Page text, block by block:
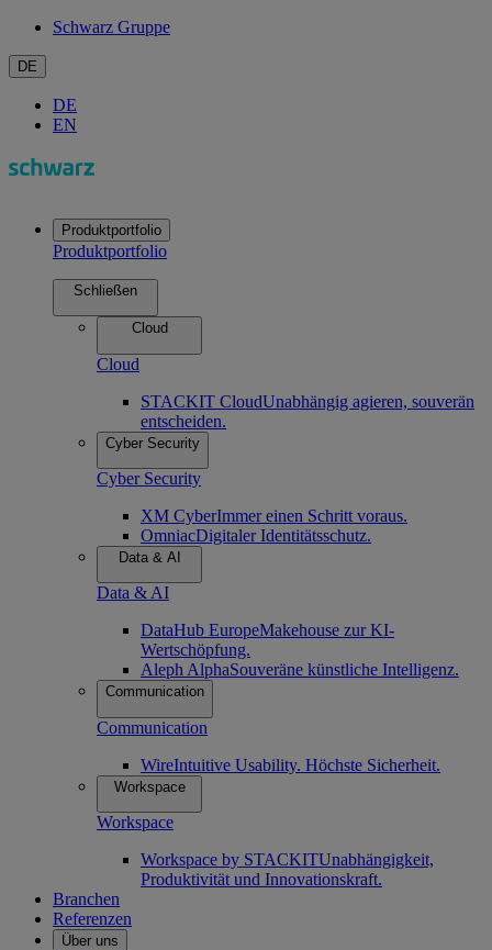
Schwarz Gruppe
DE
DE
EN
Produktportfolio
Produktportfolio
Schließen
Cloud
Cloud
STACKIT CloudUnabhängig agieren, souverän
entscheiden.
Cyber Security
Cyber Security
XM CyberImmer einen Schritt voraus.
OmniacDigitaler Identitätsschutz.
Data & AI
Data & AI
DataHub EuropeMakehouse zur KI-
Wertschöpfung.
Aleph AlphaSouveräne künstliche Intelligenz.
Communication
Communication
WireIntuitive Usability. Höchste Sicherheit.
Workspace
Workspace
Workspace by STACKITUnabhängigkeit,
Produktivität und Innovationskraft.
Branchen
Referenzen
Über uns